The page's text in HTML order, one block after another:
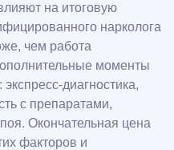
на итоговую
нарколога
чем работа
моменты
диагностика,
с препаратами,
Окончательная цена
факторов и